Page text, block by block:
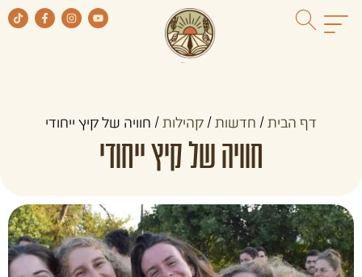
דף הבית / חדשות / קהילות / חוויה של קיץ ייחודי
חוויה של קיץ ייחודי